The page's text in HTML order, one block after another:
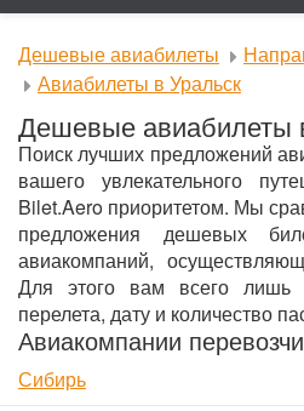
Дешевые авиабилеты
Авиабилеты в Уральск
Дешевые авиабилеты
Поиск лучших предложений
вашего увлекательного
Bilet.Aero приоритетом. Мы
предложения дешевых
авиакомпаний,
Для этого вам всего лишь
перелета, дату и количество
Авиакомпании
Сибирь